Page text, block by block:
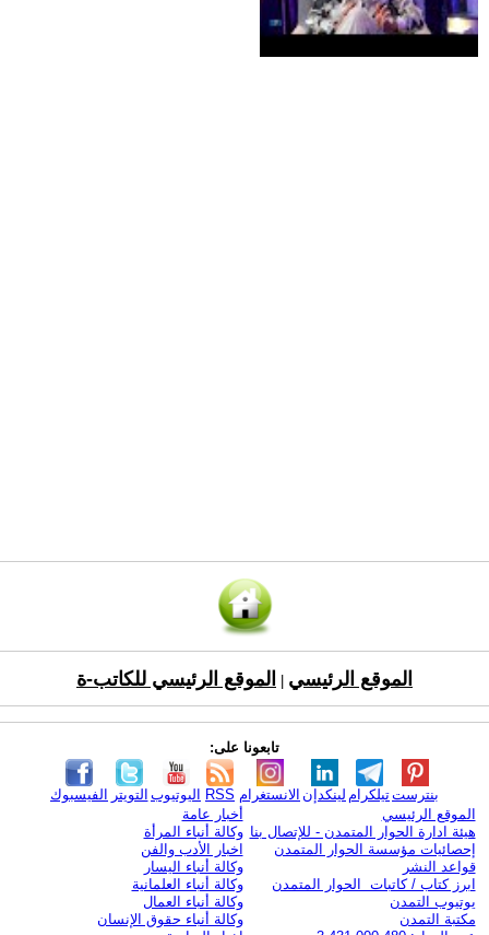
الموقع الرئيسي الموقع الرئيسي للكاتب-ة
تابعونا على:
الفيسبوك التويتر اليوتيوب RSS الانستغرام لينكدإن تيلكرامبنترست
الموقع الرئيسي
هيئة ادارة الحوار المتمدن - للإتصال بنا
إحصائيات مؤسسة الحوار المتمدن
قواعد النشر
ابرز كتاب / كاتبات الحوار المتمدن
يوتيوب التمدن
مكتبة التمدن
أخبار عامة
وكالة أنباء المرأة
اخبار الأدب والفن
وكالة أنباء اليسار
وكالة أنباء العلمانية
وكالة أنباء العمال
وكالة أنباء حقوق الإنسان